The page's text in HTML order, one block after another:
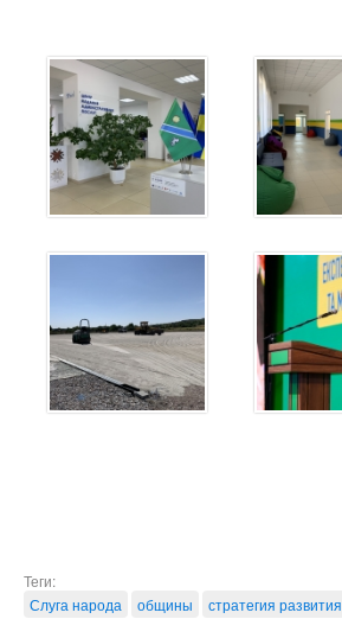
Теги:
Слуга народа
общины стратегия развития